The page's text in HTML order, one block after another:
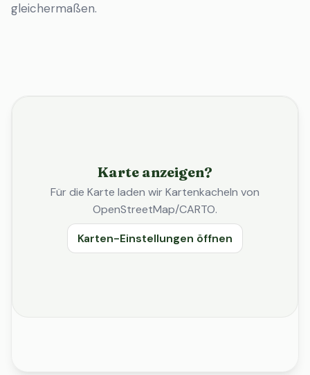
gleichermaßen.
Karte anzeigen?
Für die Karte laden wir Kartenkacheln von
OpenStreetMap/CARTO.
Karten-Einstellungen öffnen